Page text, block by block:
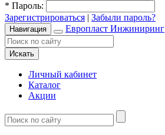
* Пароль:
Зарегистрироваться | Забыли пароль?
Навигация Европласт Инжиниринг
Искать
Личный кабинет
Каталог
Акции